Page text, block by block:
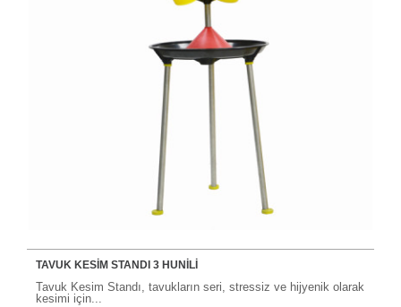
TAVUK KESİM STANDI 3 HUNİLİ
Tavuk Kesim Standı, tavukların seri, stressiz ve hijyenik olarak
kesimi için...